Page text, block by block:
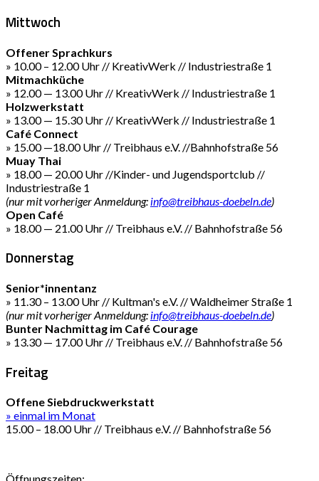
Mittwoch
Offener Sprachkurs
» 10.00 – 12.00 Uhr // KreativWerk // Industriestraße 1
Mitmachküche
» 12.00 — 13.00 Uhr // KreativWerk // Industriestraße 1
Holzwerkstatt
» 13.00 — 15.30 Uhr // KreativWerk // Industriestraße 1
Café Connect
» 15.00 —18.00 Uhr // Treibhaus e.V. //Bahnhofstraße 56
Muay Thai
» 18.00 — 20.00 Uhr //Kinder- und Jugendsportclub //
Industriestraße 1
(nur mit vorheriger Anmeldung: info@treibhaus-doebeln.de)
Open Café
» 18.00 — 21.00 Uhr // Treibhaus e.V. // Bahnhofstraße 56
Donnerstag
Senior*innentanz
» 11.30 – 13.00 Uhr // Kultman's e.V. // Waldheimer Straße 1
(nur mit vorheriger Anmeldung: info@treibhaus-doebeln.de)
Bunter Nachmittag im Café Courage
» 13.30 — 17.00 Uhr // Treibhaus e.V. // Bahnhofstraße 56
Freitag
Offene Siebdruckwerkstatt
» einmal im Monat
15.00 – 18.00 Uhr // Treibhaus e.V. // Bahnhofstraße 56